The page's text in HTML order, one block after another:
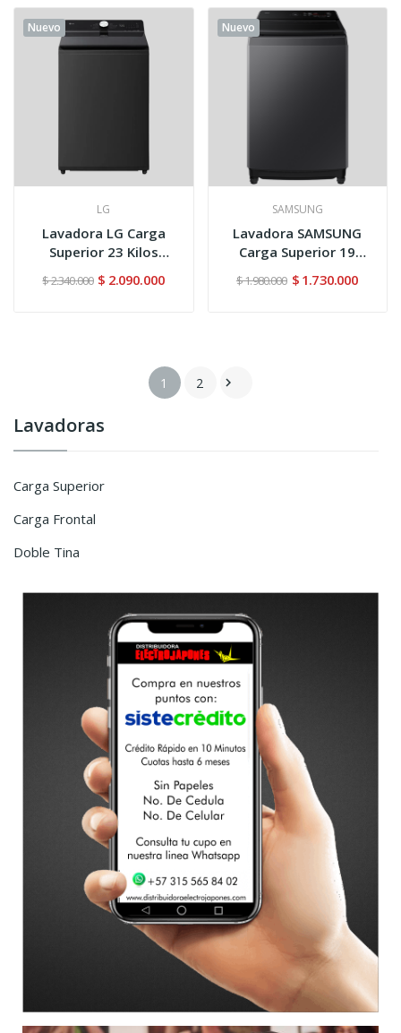
Lavadoras
Carga Superior
Carga Frontal
Doble Tina
Nuevo
LG
Lavadora LG Carga
Superior 23 Kilos
WT23NBTX6...
$ 2.340.000 $ 2.090.000
Nuevo
SAMSUNG
Lavadora SAMSUNG
Carga Superior 19
Kilos...
$ 1.980.000 $ 1.730.000
1 2 